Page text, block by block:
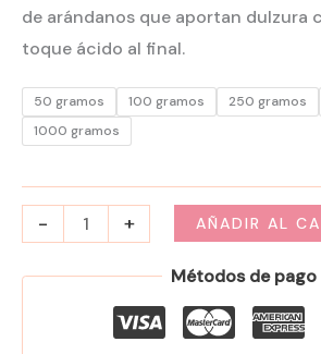
2,50 €
50,00 €
de arándanos que aportan dulzura
toque ácido al final.
50 gramos 100 gramos 250 gramos
1000 gramos
- + AÑADIR AL
Métodos de pago